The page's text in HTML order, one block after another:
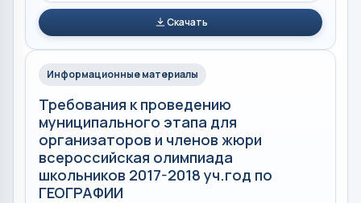
Скачать
Информационные материалы
Требования к проведению
муниципального этапа для
организаторов и членов жюри
всероссийская олимпиада
школьников 2017-2018 уч.год по
ГЕОГРАФИИ